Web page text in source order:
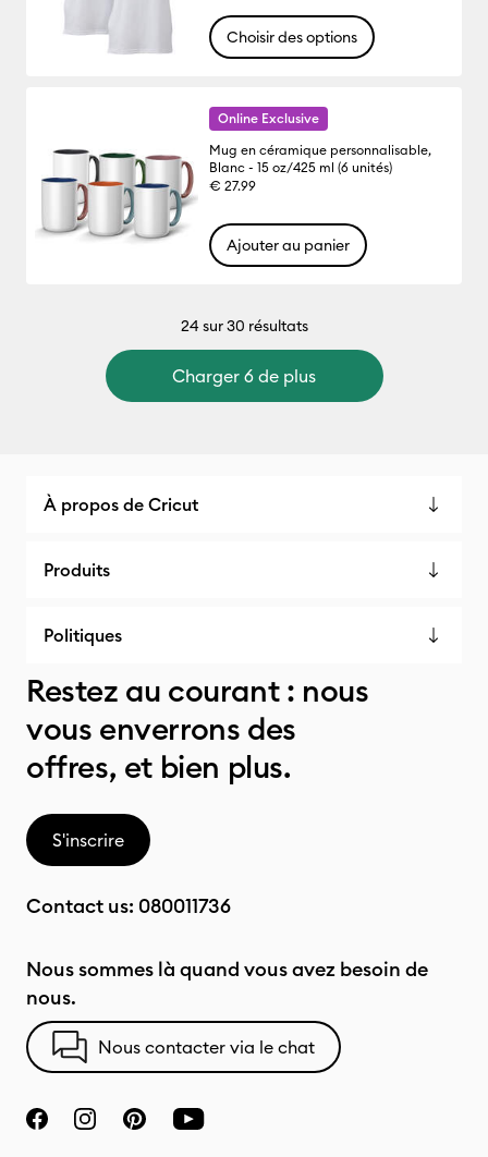
Choisir des options
Online Exclusive
Mug en céramique personnalisable,
Blanc - 15 oz/425 ml (6 unités)
€ 27.99
Ajouter au panier
24sur 30 résultats
Charger 6 de plus
À propos de Cricut
Produits
Politiques
Restez au courant : nous
vous enverrons des
offres, et bien plus.
S'inscrire
Contact us: 080011736
Nous sommes là quand vous avez besoin de
nous.
Nous contacter via le chat